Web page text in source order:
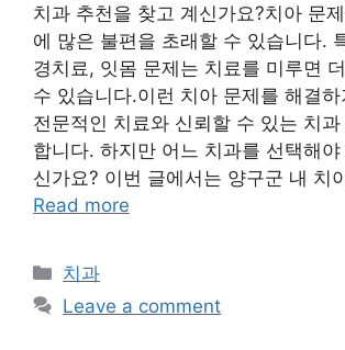
치과 추천을 찾고 계신가요?치아 문
에 많은 불편을 초래할 수 있습니다.
경치료, 잇몸 문제는 치료를 미루면
수 있습니다.이런 치아 문제를 해결
전문적인 치료와 신뢰할 수 있는 치
합니다. 하지만 어느 치과를 선택해
신가요? 이번 글에서는 양구군 내 치
Read more
Categories
치과
Leave a comment